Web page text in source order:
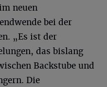
neuen
bei der
„Es ist der
das bislang
Backstube und
Die